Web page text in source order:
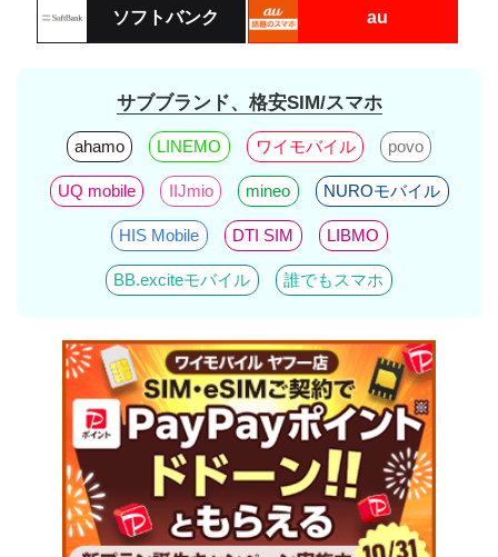
ソフトバンク au
サブブランド、格安SIM/スマホ
ahamo LINEMO ワイモバイル povo
UQ mobile IIJmio mineo NUROモバイル
HIS Mobile DTI SIM LIBMO
BB.exciteモバイル 誰でもスマホ